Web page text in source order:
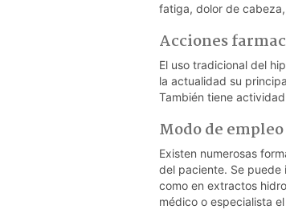
fatiga, dolor de
Acciones
El uso tradicional del
la actualidad su
También tiene
Modo de empleo
Existen numerosas
del paciente. Se puede
como en extractos
médico o especialista